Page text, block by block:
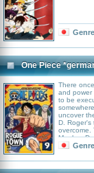
One Piece
There
and power
to be
uncover
D. Roger's
overcome.
Monkey
treasure